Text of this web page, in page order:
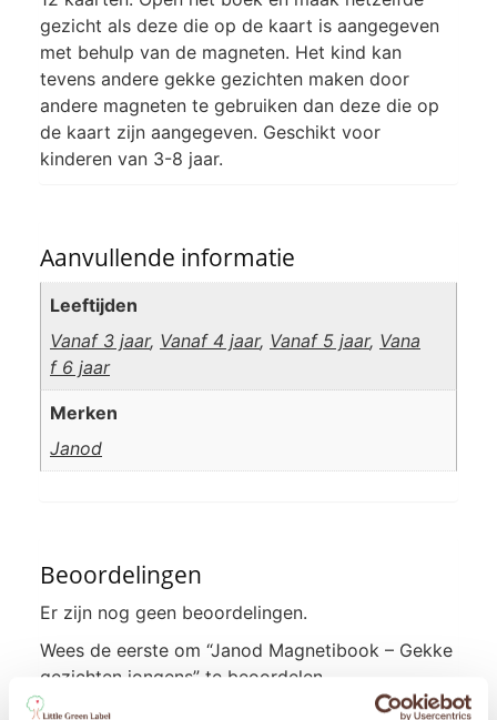
gezicht als deze die op de kaart is aangegeven
met behulp van de magneten. Het kind kan
tevens andere gekke gezichten maken door
andere magneten te gebruiken dan deze die op
de kaart zijn aangegeven. Geschikt voor
kinderen van 3-8 jaar.
Aanvullende informatie
Leeftijden
Vanaf 3 jaar, Vanaf 4 jaar, Vanaf 5 jaar, Vana
f 6 jaar
Merken
Janod
Beoordelingen
Er zijn nog geen beoordelingen.
Wees de eerste om “Janod Magnetibook – Gekke
gezichten jongens” te beoordelen
Je e-mailadres wordt niet gepubliceerd. Vereiste